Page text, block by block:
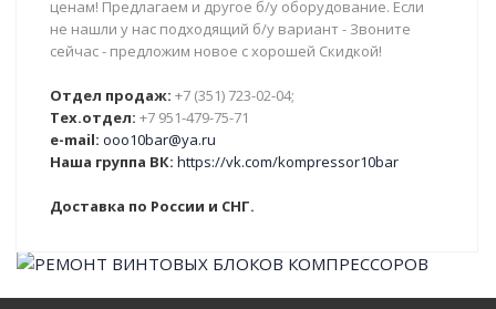
ценам! Предлагаем и другое б/у оборудование. Если
не нашли у нас подходящий б/у вариант - Звоните
сейчас - предложим новое с хорошей Скидкой!
Отдел продаж: +7 (351) 723-02-04;
Тех.отдел: +7 951-479-75-71
e-mail: ooo10bar@ya.ru
Наша группа ВК: https://vk.com/kompressor10bar
Доставка по России и СНГ.